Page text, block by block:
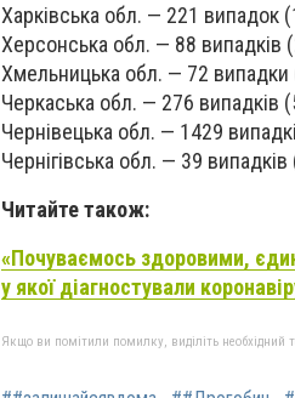
Харківська обл. — 221 випадок
Херсонська обл. — 88 випадків
Хмельницька обл. — 72
Черкаська обл. — 276 випадків
Чернівецька обл. — 1429
Чернігівська обл. — 39
Читайте також:
«Почуваємось здоровими,
у якої діагностували
Якщо ви помітили помилку, виділіть необхідний